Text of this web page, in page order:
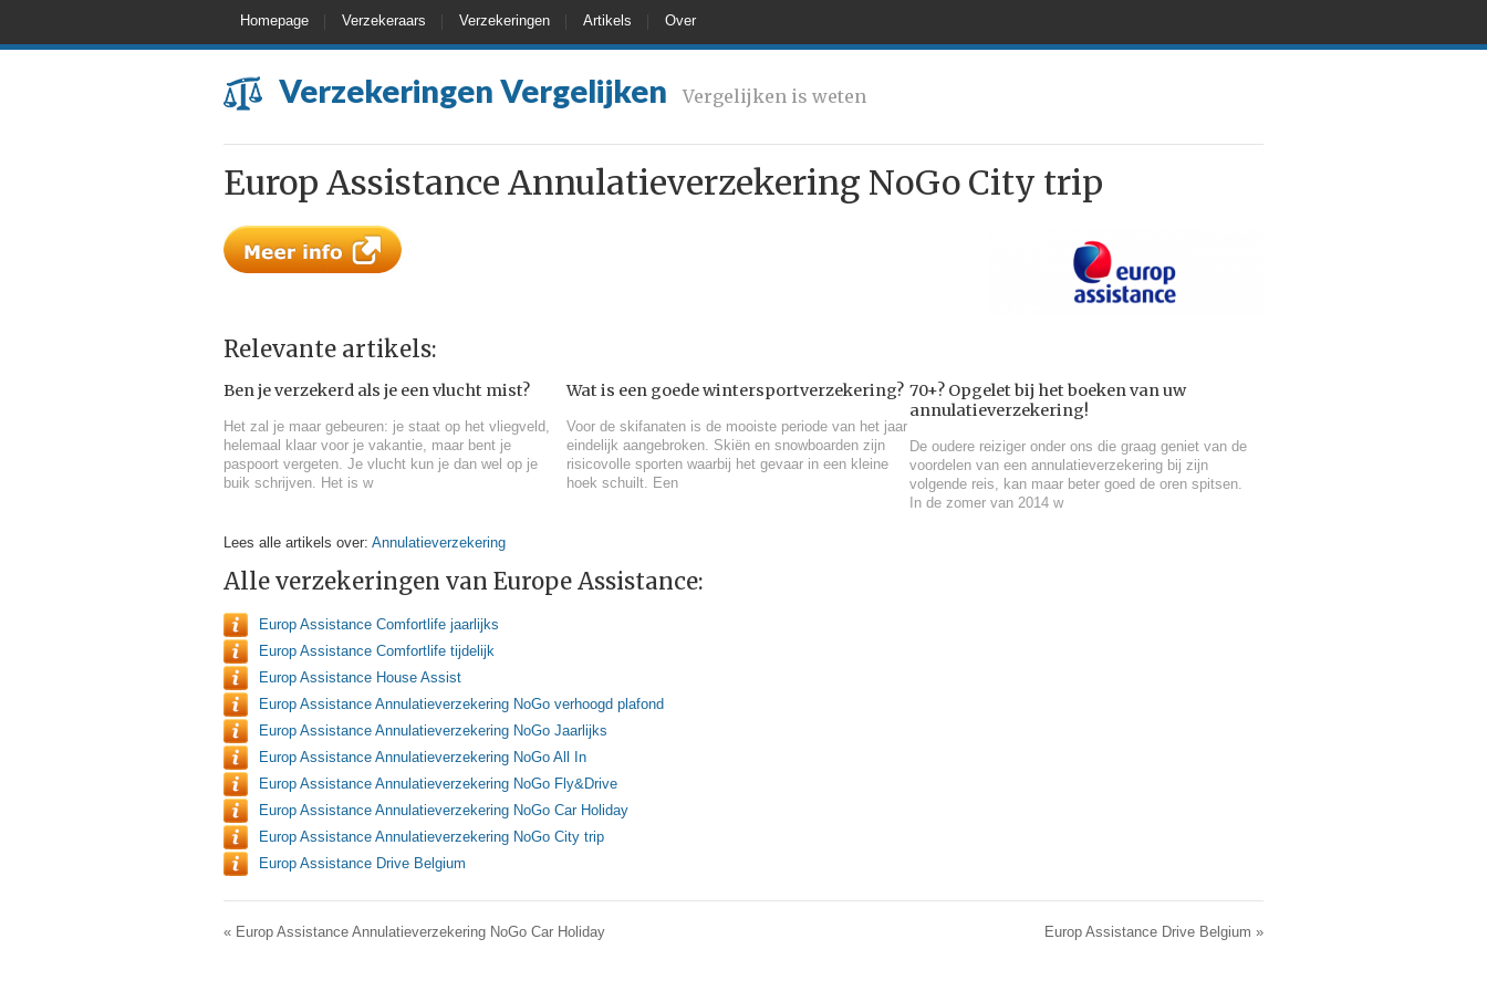
Homepage Verzekeraars Verzekeringen Artikels Over
Verzekeringen Vergelijken Vergelijken is weten
Europ Assistance Annulatieverzekering NoGo City trip
Relevante artikels:
Ben je verzekerd als je een vlucht mist?
Het zal je maar gebeuren: je staat op het vliegveld,
helemaal klaar voor je vakantie, maar bent je
paspoort vergeten. Je vlucht kun je dan wel op je
buik schrijven. Het is w
Wat is een goede wintersportverzekering?
Voor de skifanaten is de mooiste periode van het jaar
eindelijk aangebroken. Skiën en snowboarden zijn
risicovolle sporten waarbij het gevaar in een kleine
hoek schuilt. Een
70+? Opgelet bij het boeken van uw
annulatieverzekering!
De oudere reiziger onder ons die graag geniet van de
voordelen van een annulatieverzekering bij zijn
volgende reis, kan maar beter goed de oren spitsen.
In de zomer van 2014 w
Lees alle artikels over: Annulatieverzekering
Alle verzekeringen van Europe Assistance:
Europ Assistance Comfortlife jaarlijks
Europ Assistance Comfortlife tijdelijk
Europ Assistance House Assist
Europ Assistance Annulatieverzekering NoGo verhoogd plafond
Europ Assistance Annulatieverzekering NoGo Jaarlijks
Europ Assistance Annulatieverzekering NoGo All In
Europ Assistance Annulatieverzekering NoGo Fly&Drive
Europ Assistance Annulatieverzekering NoGo Car Holiday
Europ Assistance Annulatieverzekering NoGo City trip
Europ Assistance Drive Belgium
« Europ Assistance Annulatieverzekering NoGo Car Holiday Europ Assistance Drive Belgium »